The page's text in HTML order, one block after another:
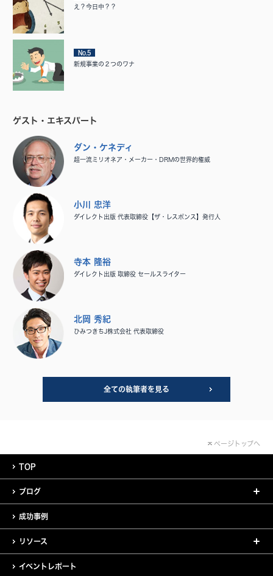
え？今日中？？
No.5
新規事業の２つのワナ
ゲスト・エキスパート
ダン・ケネディ
超一流ミリオネア・メーカー・DRMの世界的権威
小川 忠洋
ダイレクト出版 代表取締役【ザ・レスポンス】発行人
寺本 隆裕
ダイレクト出版 取締役 セールスライター
北岡 秀紀
ひみつきちJ株式会社 代表取締役
全ての執筆者を見る
ページトップへ
TOP
ブログ
成功事例
リソース
イベントレポート